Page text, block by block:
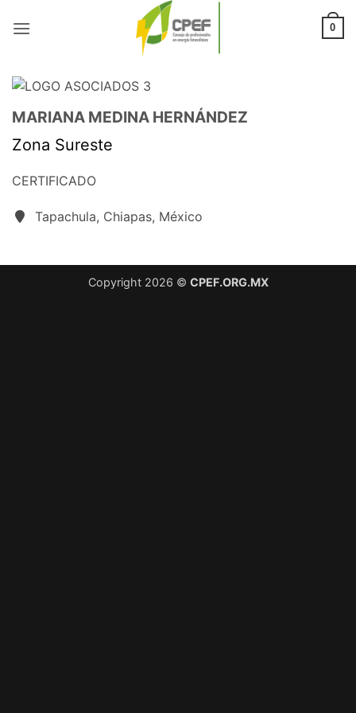
0
MARIANA MEDINA HERNÁNDEZ
Zona Sureste
CERTIFICADO
Tapachula, Chiapas, México
Copyright 2026 © CPEF.ORG.MX